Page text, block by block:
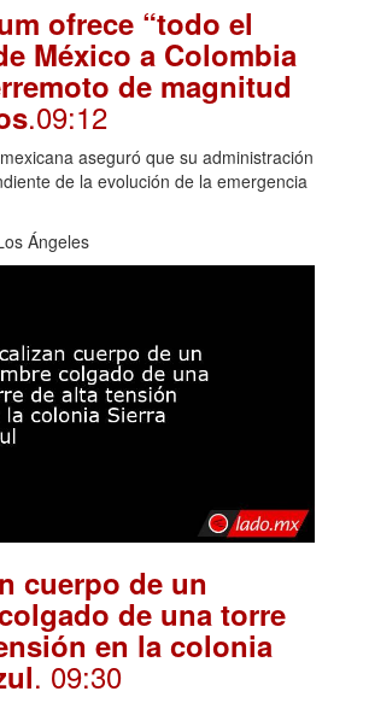
ofrece “todo el
México a Colombia
de magnitud
.09:12
aseguró que su administración
de la evolución de la emergencia
Ángeles
cuerpo de un
de una torre
en la colonia
. 09:30